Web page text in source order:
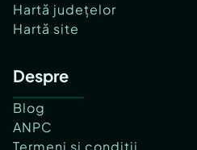
Hartă județelor
Hartă site
Despre
Blog
ANPC
Termeni și condiții